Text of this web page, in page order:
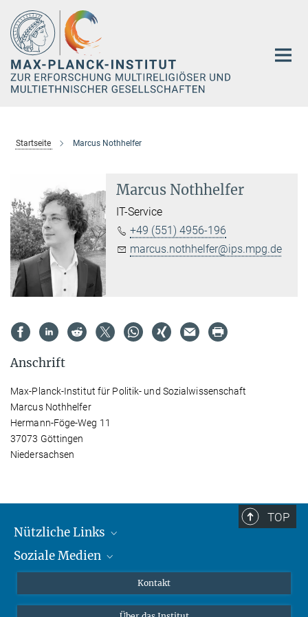
Hauptinhalt
Startseite Marcus Nothhelfer
Marcus Nothhelfer
IT-Service
+49 (551) 4956-196
marcus.nothhelfer@ips.mpg.de
Anschrift
Max-Planck-Institut für Politik- und Sozialwissenschaft
Marcus Nothhelfer
Hermann-Föge-Weg 11
37073 Göttingen
Niedersachsen
TOP
Nützliche Links
MMG Alumni Corner
Soziale Medien
Bluesky
Kontakt